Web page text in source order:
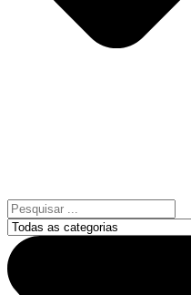
Pesquisar
...